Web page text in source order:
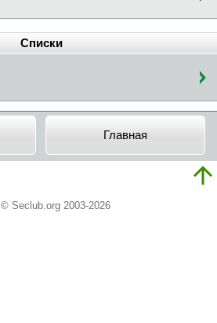
Списки
Главная
© Seclub.org 2003-2026